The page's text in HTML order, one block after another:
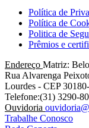
Política de
Política de
Politica de
Prêmios e
Endereço Matriz:
Rua Alvarenga
Lourdes - CEP
Telefone:(31) 3290-
Ouvidoria
Trabalhe Conosco